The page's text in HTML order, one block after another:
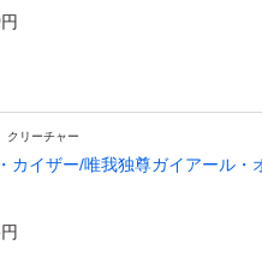
円
クリーチャー
カイザー/唯我独尊ガイアール
円